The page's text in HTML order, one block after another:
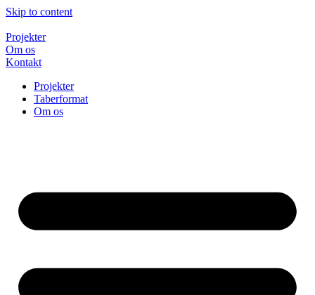
Skip to content
Projekter
Om os
Kontakt
Projekter
Taberformat
Om os